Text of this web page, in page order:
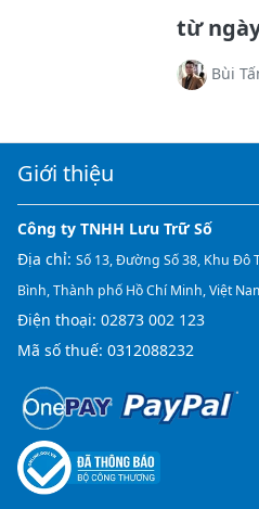
từ
Bùi
Giới thiệu
Công ty TNHH Lưu Trữ Số
Địa chỉ: Số 13, Đường Số 38, Khu Đô
Bình, Thành phố Hồ Chí Minh, Việt
Điện thoại: 02873 002 123
Mã số thuế: 0312088232